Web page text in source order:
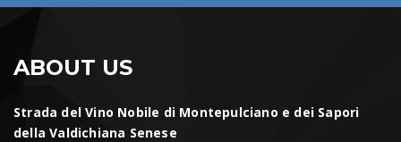
ABOUT US
Strada del Vino Nobile di Montepulciano e dei Sapori
della Valdichiana Senese